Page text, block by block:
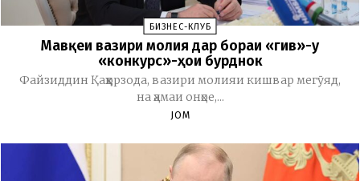
БИЗНЕС-КЛУБ
Мавқеи вазири молия дар бораи «гив»-у
«конкурс»-ҳои бурднок
Файзиддин Қаҳҳорзода, вазири молияи кишвар мегӯяд,
на ҳамаи онҳое,...
JOM